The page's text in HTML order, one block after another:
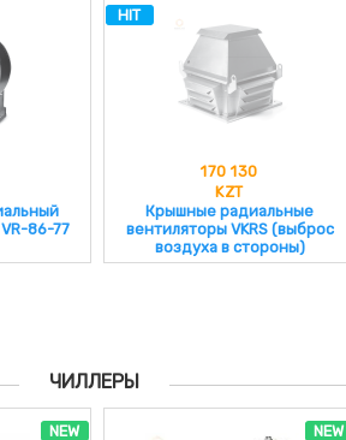
86-77
HIT
170 130
KZT
Крышные радиальные
вентиляторы VKRS (выброс
воздуха в стороны)
ЧИЛЛЕРЫ
NEW NEW